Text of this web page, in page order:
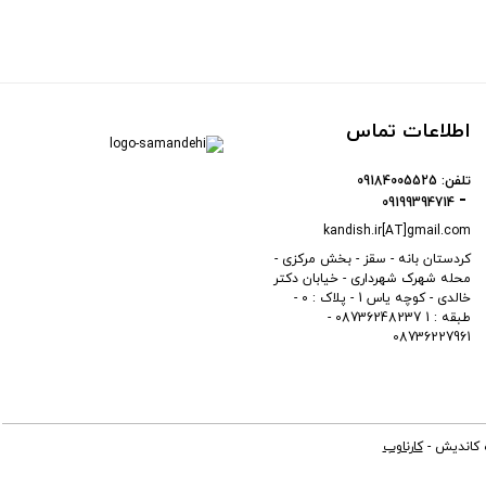
اطلاعات تماس
کردستان بانه - سقز - بخش مرکزی -
محله شهرک شهرداری - خیابان دکتر
خالدی - کوچه یاس 1 - پلاک : 0 -
طبقه : 1 08736248237 -
08736227961
kandish.ir[AT]gmail.com
تلفن: 09184005525
09199394714
کاندیش -کارناوب